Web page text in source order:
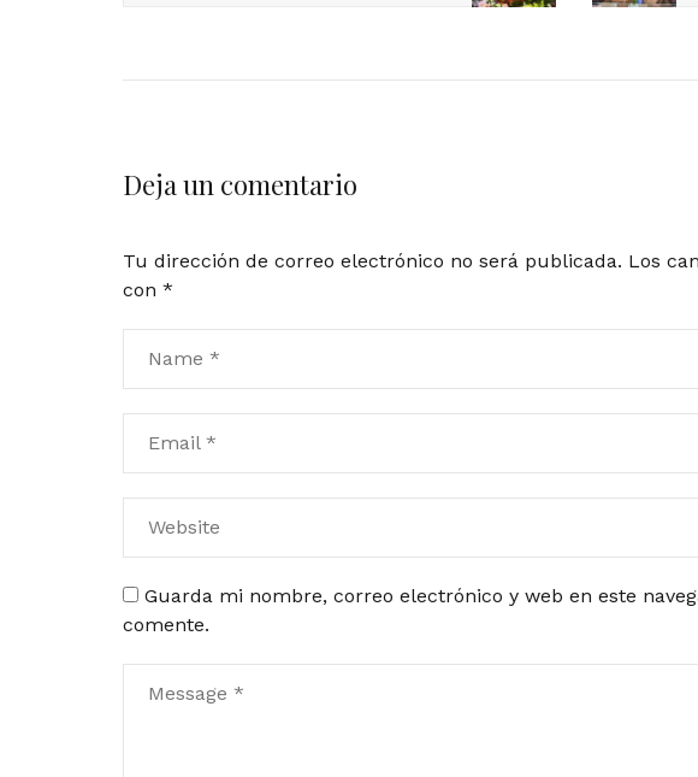
Deja un comentario
Tu dirección de correo electrónico no será publicada. Los
con *
Guarda mi nombre, correo electrónico y web en este
comente.